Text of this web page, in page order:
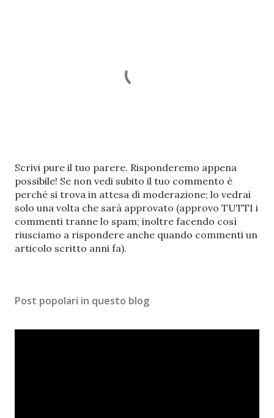
P
o
s
t
a
u
n
m
n
Scrivi pure il tuo parere. Risponderemo appena
possibile! Se non vedi subito il tuo commento è
perché si trova in attesa di moderazione; lo vedrai
solo una volta che sarà approvato (approvo TUTTI i
commenti tranne lo spam; inoltre facendo così
riusciamo a rispondere anche quando commenti un
articolo scritto anni fa).
Post popolari in questo blog